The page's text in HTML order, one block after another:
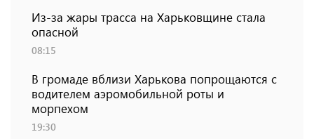
Из-за жары трасса на Харьковщине стала
опасной
08:15
В громаде вблизи Харькова попрощаются с
водителем аэромобильной роты и
морпехом
19:30